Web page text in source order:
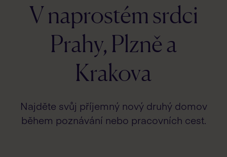
Servisované apartmány
Pronájem
Podmínky a zásady
V naprostém srdci
Prahy, Plzně a
Krakova
Najděte svůj příjemný nový druhý domov
během poznávání nebo pracovních cest.